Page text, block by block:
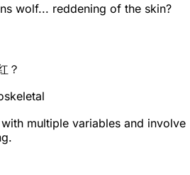
wolf... reddening of the skin?
？
multiple variables and involve